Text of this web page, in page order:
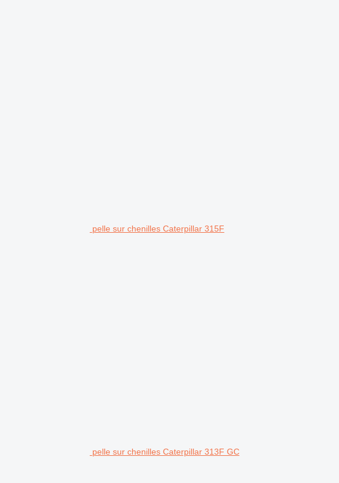
pelle sur chenilles Caterpillar 315F
pelle sur chenilles Caterpillar 313F GC